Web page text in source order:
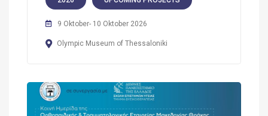
9 Oktober- 10 Oktober 2026
Olympic Museum of Thessaloniki